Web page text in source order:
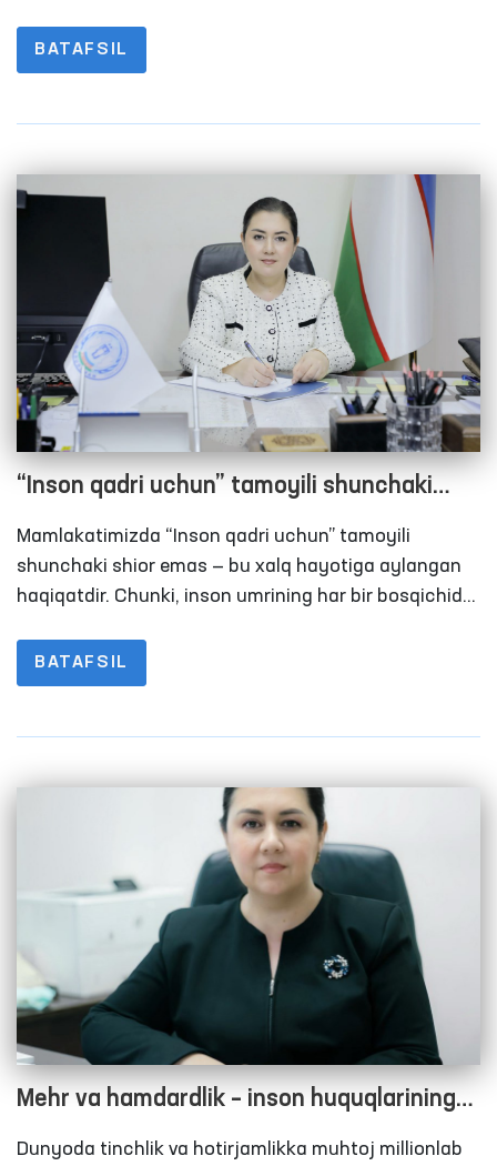
mustahkamlash, xalqaro standartlarni milliy
qonunchilikka implementatsiya qilish hamda inson
BATAFSIL
“Inson qadri uchun” tamoyili shunchaki
shior emas — bu xalq hayotiga aylangan
haqiqat
Mamlakatimizda “Inson qadri uchun” tamoyili
shunchaki shior emas — bu xalq hayotiga aylangan
haqiqatdir. Chunki, inson umrining har bir bosqichida
davomida yurtimizda inson qadri, uning huquq va
erkinliklari davlat siyosatining markaziga chiqdi.
strategiyasi, “O‘zbekiston–2030” dasturi qabul
BATAFSIL
Mehr va hamdardlik – inson huquqlarining
yuksak ifodasi
Dunyoda tinchlik va hotirjamlikka muhtoj millionlab